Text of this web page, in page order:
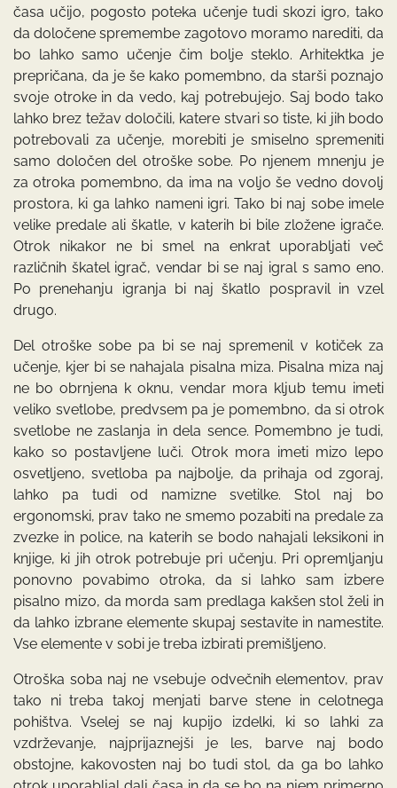
časa učijo, pogosto poteka učenje tudi skozi igro, tako
da določene spremembe zagotovo moramo narediti, da
bo lahko samo učenje čim bolje steklo. Arhitektka je
prepričana, da je še kako pomembno, da starši poznajo
svoje otroke in da vedo, kaj potrebujejo. Saj bodo tako
lahko brez težav določili, katere stvari so tiste, ki jih bodo
potrebovali za učenje, morebiti je smiselno spremeniti
samo določen del otroške sobe. Po njenem mnenju je
za otroka pomembno, da ima na voljo še vedno dovolj
prostora, ki ga lahko nameni igri. Tako bi naj sobe imele
velike predale ali škatle, v katerih bi bile zložene igrače.
Otrok nikakor ne bi smel na enkrat uporabljati več
različnih škatel igrač, vendar bi se naj igral s samo eno.
Po prenehanju igranja bi naj škatlo pospravil in vzel
drugo.
Del otroške sobe pa bi se naj spremenil v kotiček za
učenje, kjer bi se nahajala pisalna miza. Pisalna miza naj
ne bo obrnjena k oknu, vendar mora kljub temu imeti
veliko svetlobe, predvsem pa je pomembno, da si otrok
svetlobe ne zaslanja in dela sence. Pomembno je tudi,
kako so postavljene luči. Otrok mora imeti mizo lepo
osvetljeno, svetloba pa najbolje, da prihaja od zgoraj,
lahko pa tudi od namizne svetilke. Stol naj bo
ergonomski, prav tako ne smemo pozabiti na predale za
zvezke in police, na katerih se bodo nahajali leksikoni in
knjige, ki jih otrok potrebuje pri učenju. Pri opremljanju
ponovno povabimo otroka, da si lahko sam izbere
pisalno mizo, da morda sam predlaga kakšen stol želi in
da lahko izbrane elemente skupaj sestavite in namestite.
Vse elemente v sobi je treba izbirati premišljeno.
Otroška soba naj ne vsebuje odvečnih elementov, prav
tako ni treba takoj menjati barve stene in celotnega
pohištva. Vselej se naj kupijo izdelki, ki so lahki za
vzdrževanje, najprijaznejši je les, barve naj bodo
obstojne, kakovosten naj bo tudi stol, da ga bo lahko